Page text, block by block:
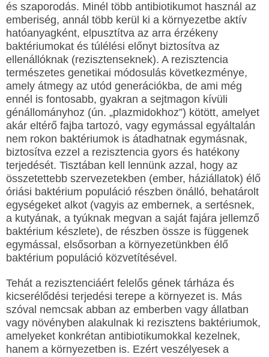
és szaporodás. Minél több antibiotikumot használ az
emberiség, annál több kerül ki a környezetbe aktív
hatóanyagként, elpusztítva az arra érzékeny
baktériumokat és túlélési előnyt biztosítva az
ellenállóknak (rezisztenseknek). A rezisztencia
természetes genetikai módosulás következménye,
amely átmegy az utód generációkba, de ami még
ennél is fontosabb, gyakran a sejtmagon kívüli
génállományhoz (ún. „plazmidokhoz”) kötött, amelyet
akár eltérő fajba tartozó, vagy egymással egyáltalán
nem rokon baktériumok is átadhatnak egymásnak,
biztosítva ezzel a rezisztencia gyors és hatékony
terjedését. Tisztában kell lennünk azzal, hogy az
összetettebb szervezetekben (ember, háziállatok) élő
óriási baktérium populáció részben önálló, behatárolt
egységeket alkot (vagyis az embernek, a sertésnek,
a kutyának, a tyúknak megvan a saját fajára jellemző
baktérium készlete), de részben össze is függenek
egymással, elsősorban a környezetünkben élő
baktérium populáció közvetítésével.
Tehát a rezisztenciáért felelős gének tárháza és
kicserélődési terjedési terepe a környezet is. Más
szóval nemcsak abban az emberben vagy állatban
vagy növényben alakulnak ki rezisztens baktériumok,
amelyeket konkrétan antibiotikumokkal kezelnek,
hanem a környezetben is. Ezért veszélyesek a